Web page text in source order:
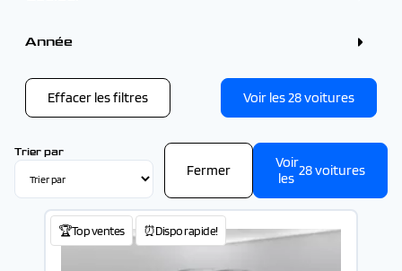
Gris (9)
Blanc (6)
Noir (4)
Rouge (2)
Vert (1)
Année
Effacer les filtres Voir les28voitures
Trier par
Fermer
Voir
les 28voitures
🏆Top ventes ⏰Dispo rapide!